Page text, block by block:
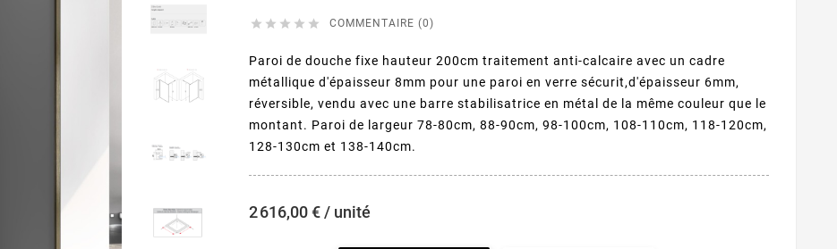
     COMMENTAIRE (0)
Paroi de douche fixe hauteur 200cm traitement anti-calcaire avec un cadre
métallique d'épaisseur 8mm pour une paroi en verre sécurit,d'épaisseur 6mm,
réversible, vendu avec une barre stabilisatrice en métal de la même couleur que le
montant. Paroi de largeur 78-80cm, 88-90cm, 98-100cm, 108-110cm, 118-120cm,
128-130cm et 138-140cm.
2 616,00 € / unité